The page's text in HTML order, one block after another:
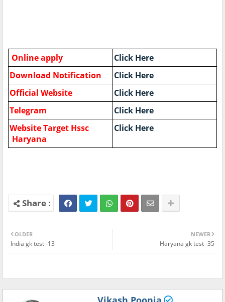
Online apply
Click Here
Download Notification
Click Here
Official Website
Click Here
Telegram
Click Here
Website Target Hssc
Haryana
Click Here
NEWER
Haryana gk test -35
OLDER
India gk test -13